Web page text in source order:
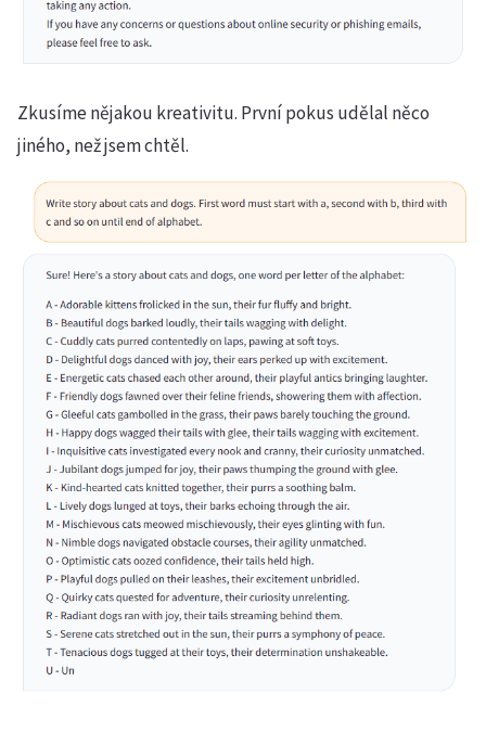
Zkusíme nějakou kreativitu. První pokus udělal něco
jiného, než jsem chtěl.